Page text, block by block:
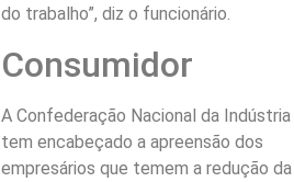
do trabalho”, diz o funcionário.
Consumidor
A Confederação Nacional da Indústria
tem encabeçado a apreensão dos
empresários que temem a redução da